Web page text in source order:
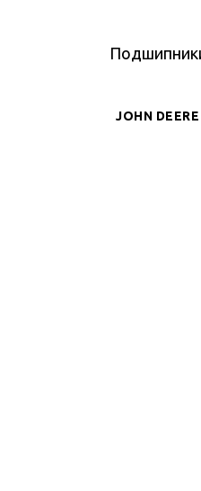
JOHN DEERE